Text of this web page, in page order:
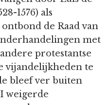
1576) als
de Raad van
met
protestantse
vijandelijkheden te
bleef ver buiten
weigerde